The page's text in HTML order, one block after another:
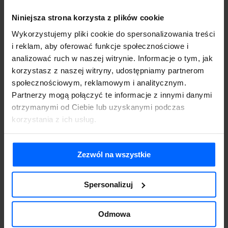
Niniejsza strona korzysta z plików cookie
Wykorzystujemy pliki cookie do spersonalizowania treści
i reklam, aby oferować funkcje społecznościowe i
analizować ruch w naszej witrynie. Informacje o tym, jak
korzystasz z naszej witryny, udostępniamy partnerom
społecznościowym, reklamowym i analitycznym.
Partnerzy mogą połączyć te informacje z innymi danymi
otrzymanymi od Ciebie lub uzyskanymi podczas
korzystania z ich usług.
Zezwól na wszystkie
Spersonalizuj
Odmowa
Udział w szkoleniu
grupowym online 3h
299.00zł brutto
Szkolenie zgodnie z planem szkolenia
umieszczonym na podstronie.